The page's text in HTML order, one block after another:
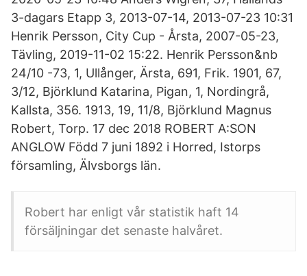
3-dagars Etapp 3, 2013-07-14, 2013-07-23 10:31
Henrik Persson, City Cup - Årsta, 2007-05-23,
Tävling, 2019-11-02 15:22. Henrik Persson&nb
24/10 -73, 1, Ullånger, Ärsta, 691, Frik. 1901, 67,
3/12, Björklund Katarina, Pigan, 1, Nordingrå,
Kallsta, 356. 1913, 19, 11/8, Björklund Magnus
Robert, Torp. 17 dec 2018 ROBERT A:SON
ANGLOW Född 7 juni 1892 i Horred, Istorps
församling, Älvsborgs län.
Robert har enligt vår statistik haft 14
försäljningar det senaste halvåret.